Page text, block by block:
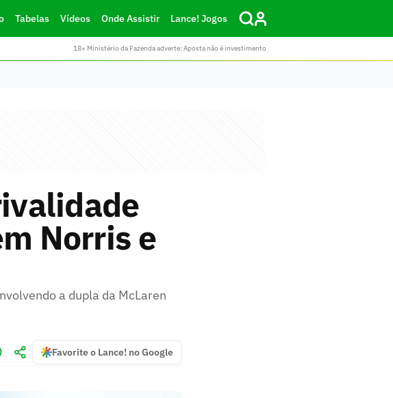
Tabelas Vídeos Onde Assistir Lance! Jogos
18+ Ministério da Fazenda adverte: Aposta não é investimento
Norris e
a dupla da McLaren
Favorite o Lance! no Google